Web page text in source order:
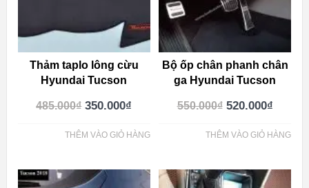
Thảm taplo lông cừu
Hyundai Tucson
485.000₫ 350.000₫
THÊM VÀO GIỎ HÀNG
Bộ ốp chân phanh chân
ga Hyundai Tucson
550.000₫ 520.000₫
THÊM VÀO GIỎ HÀNG